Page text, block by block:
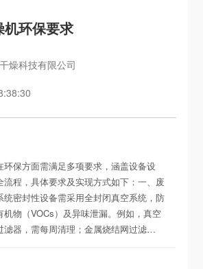
环保要求
燥科技有限公司
环保方面需满足多项要求，涵盖设备设
流程，具体要求及实现方式如下：一、废
统密封性设备需采用全封闭真空系统，防
机物（VOCs）及异味泄漏。例如，真空
滤器，需每周清理；金属烧结网过滤…